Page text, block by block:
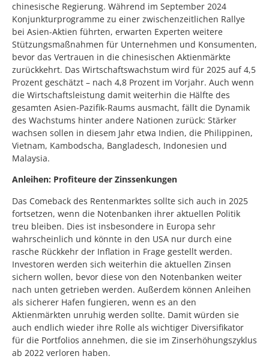
chinesische Regierung. Während im September 2024
Konjunkturprogramme zu einer zwischenzeitlichen Rallye
bei Asien-Aktien führten, erwarten Experten weitere
Stützungsmaßnahmen für Unternehmen und Konsumenten,
bevor das Vertrauen in die chinesischen Aktienmärkte
zurückkehrt. Das Wirtschaftswachstum wird für 2025 auf 4,5
Prozent geschätzt – nach 4,8 Prozent im Vorjahr. Auch wenn
die Wirtschaftsleistung damit weiterhin die Hälfte des
gesamten Asien-Pazifik-Raums ausmacht, fällt die Dynamik
des Wachstums hinter andere Nationen zurück: Stärker
wachsen sollen in diesem Jahr etwa Indien, die Philippinen,
Vietnam, Kambodscha, Bangladesch, Indonesien und
Malaysia.
Anleihen: Profiteure der Zinssenkungen
Das Comeback des Rentenmarktes sollte sich auch in 2025
fortsetzen, wenn die Notenbanken ihrer aktuellen Politik
treu bleiben. Dies ist insbesondere in Europa sehr
wahrscheinlich und könnte in den USA nur durch eine
rasche Rückkehr der Inflation in Frage gestellt werden.
Investoren werden sich weiterhin die aktuellen Zinsen
sichern wollen, bevor diese von den Notenbanken weiter
nach unten getrieben werden. Außerdem können Anleihen
als sicherer Hafen fungieren, wenn es an den
Aktienmärkten unruhig werden sollte. Damit würden sie
auch endlich wieder ihre Rolle als wichtiger Diversifikator
für die Portfolios annehmen, die sie im Zinserhöhungszyklus
ab 2022 verloren haben.